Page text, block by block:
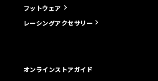
フットウェア
レーシングアクセサリー
オンラインストアガイド